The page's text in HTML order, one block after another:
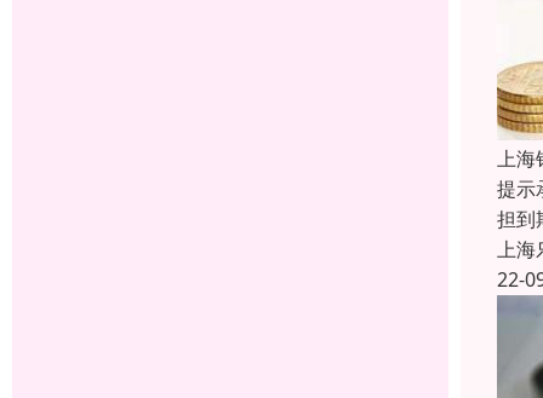
上海
提示
担到
上海
22-